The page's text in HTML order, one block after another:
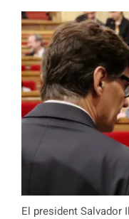
El president Salvador